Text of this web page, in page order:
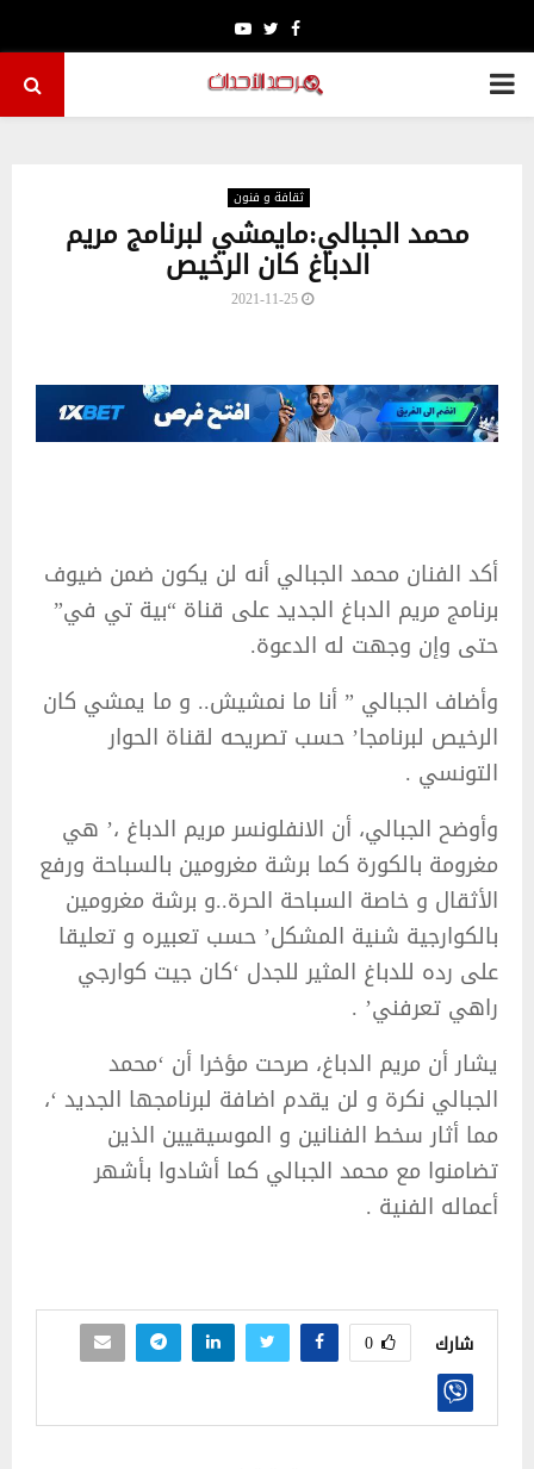
Facebook
Twitter
Youtube
PRIMARY
ثقافة و فنون
محمد الجبالي:مايمشي لبرنامج مريم
الدباغ كان الرخيص
2021-11-25
أكد الفنان محمد الجبالي أنه لن يكون ضمن ضيوف
برنامج مريم الدباغ الجديد على قناة “بية تي في”
حتى وإن وجهت له الدعوة.
وأضاف الجبالي ” أنا ما نمشيش.. و ما يمشي كان
الرخيص لبرنامجا’ حسب تصريحه لقناة الحوار
التونسي .
وأوضح الجبالي، أن الانفلونسر مريم الدباغ ،’ هي
مغرومة بالكورة كما برشة مغرومين بالسباحة ورفع
الأثقال و خاصة السباحة الحرة..و برشة مغرومين
بالكوارجية شنية المشكل’ حسب تعبيره و تعليقا
على رده للدباغ المثير للجدل ‘كان جيت كوارجي
راهي تعرفني’ .
يشار أن مريم الدباغ، صرحت مؤخرا أن ‘محمد
الجبالي نكرة و لن يقدم اضافة لبرنامجها الجديد ‘،
مما أثار سخط الفنانين و الموسيقيين الذين
تضامنوا مع محمد الجبالي كما أشادوا بأشهر
أعماله الفنية .
شارك 0